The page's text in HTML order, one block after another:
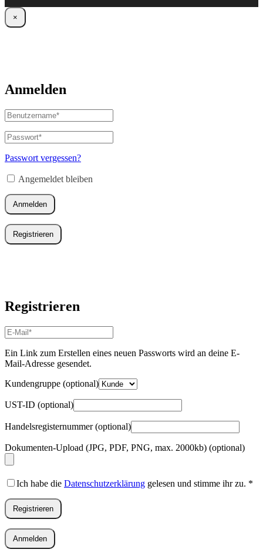
×
Anmelden
Benutzername
oder
E-
Mail-
Adresse*
Passwort*
Erforderlich
Passwort vergessen?
Angemeldet bleiben
Anmelden
Registrieren
Registrieren
E-
Mail-
Adresse*
Erforderlich
Ein Link zum Erstellen eines neuen Passworts wird an deine E-
Mail-Adresse gesendet.
Kundengruppe (optional)
UST-ID (optional)
Handelsregisternummer(optional)
Dokumenten-Upload (JPG, PDF, PNG, max. 2000kb) (optional)
Ich habe die Datenschutzerklärung gelesen und stimme ihr zu. *
Registrieren
Anmelden